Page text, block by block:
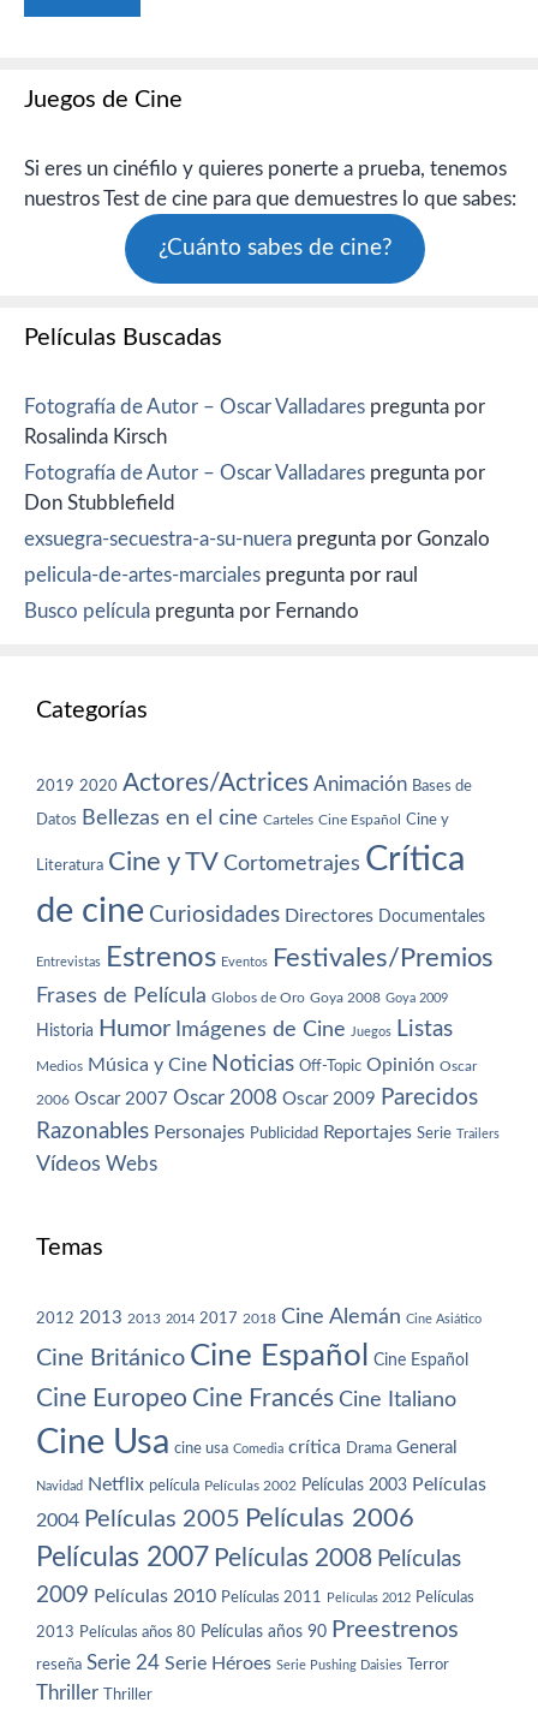
Juegos de Cine
Si eres un cinéfilo y quieres ponerte a prueba, tenemos
nuestros Test de cine para que demuestres lo que sabes:
¿Cuánto sabes de cine?
Películas Buscadas
Fotografía de Autor – Oscar Valladares pregunta por
Rosalinda Kirsch
Fotografía de Autor – Oscar Valladares pregunta por
Don Stubblefield
exsuegra-secuestra-a-su-nuera pregunta por Gonzalo
pelicula-de-artes-marciales pregunta por raul
Busco película pregunta por Fernando
Categorías
2019 2020 Actores/Actrices Animación Bases de
Datos Bellezas en el cine Carteles Cine Español Cine y
Literatura Cine y TV Cortometrajes Crítica
de cine Curiosidades Directores Documentales
Entrevistas Estrenos Eventos Festivales/Premios
Frases de Película Globos de Oro Goya 2008 Goya 2009
Historia Humor Imágenes de Cine Juegos Listas
Medios Música y Cine Noticias Off-Topic Opinión Oscar
2006 Oscar 2007 Oscar 2008 Oscar 2009 Parecidos
Razonables Personajes Publicidad Reportajes Serie Trailers
Vídeos Webs
Temas
2012 2013 2013 2014 2017 2018 Cine Alemán Cine Asiático
Cine Británico Cine Español Cine Español
Cine Europeo Cine Francés Cine Italiano
Cine Usa cine usa Comedia crítica Drama General
Navidad Netflix película Películas 2002 Películas 2003 Películas
2004 Películas 2005 Películas 2006
Películas 2007 Películas 2008 Películas
2009 Películas 2010 Películas 2011 Películas 2012 Películas
2013 Películas años 80 Películas años 90 Preestrenos
reseña Serie 24 Serie Héroes Serie Pushing Daisies Terror
Thriller Thriller